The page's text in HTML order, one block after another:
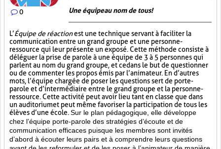
0 Une équipe au nom de tous!
L’Équipe de réactionest une technique servant à faciliter la
communication entre un grand groupe et une personne-
ressource qui leur présente un exposé. Cette méthode consiste à
déléguer la prise de parole à une équipe de 3 à 5 personnes qui
parlent au nom du grand groupe, et ce dans le but de questionner
ou de commenter les propos émis par l’animateur. En d’autres
mots, l’équipe chargée de poser les questions sert de porte-
parole et d’intermédiaire entre le grand groupe et la personne-
ressource. Cette activité peut avoir lieu tant en classe que dans
un auditorium et peut même favoriser la participation de tous les
élèves d’une école. Sur le plan pédagogique, elle développe
chez l’équipe porte-parole des stratégies d’écoute et de
communication efficaces puisque les membres sont invités
d’abord à écouter leurs pairs et à comprendre leurs questions